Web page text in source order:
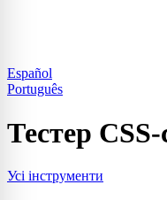
Español
Português
Тестер CSS-
Усі інструменти